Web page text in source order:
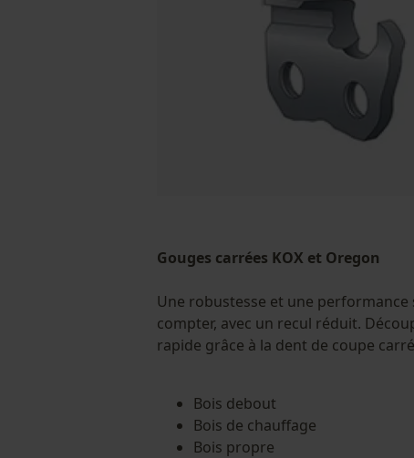
Gouges carrées KOX et Oregon
Une robustesse et une performance
compter, avec un recul réduit.
rapide grâce à la dent de coupe
Bois debout
Bois de chauffage
Bois propre